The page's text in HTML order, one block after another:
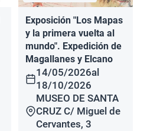
Exposición "Los Mapas
y la primera vuelta al
mundo". Expedición de
Magallanes y Elcano
14/05/2026al
18/10/2026
MUSEO DE SANTA
CRUZ C/ Miguel de
Cervantes, 3